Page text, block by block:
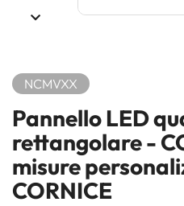
NCMVXX
Pannello LED
rettangolare -
misure
CORNICE